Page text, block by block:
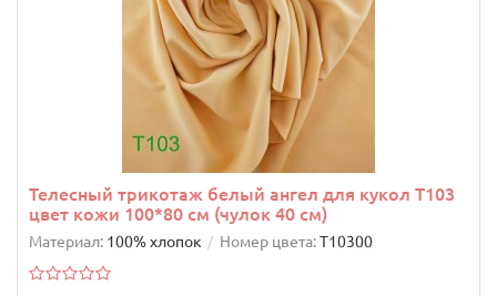
Телесный трикотаж белый ангел для кукол T103
цвет кожи 100*80 см (чулок 40 см)
Материал: 100% хлопок Номер цвета:T10300